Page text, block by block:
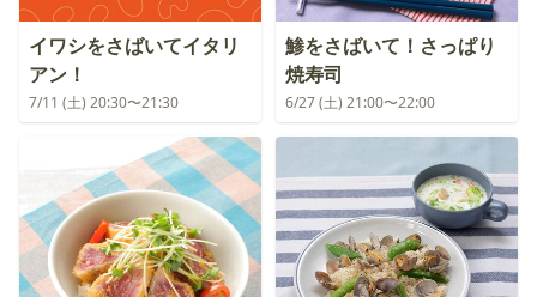
イワシをさばいてイタリ
アン！
7/11 (土) 20:30〜21:30
鯵をさばいて！さっぱり
焼寿司
6/27 (土) 21:00〜22:00